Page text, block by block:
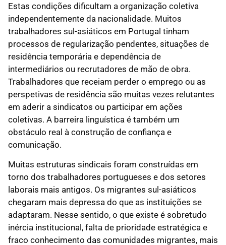
Estas condições dificultam a organização coletiva
independentemente da nacionalidade. Muitos
trabalhadores sul-asiáticos em Portugal tinham
processos de regularização pendentes, situações de
residência temporária e dependência de
intermediários ou recrutadores de mão de obra.
Trabalhadores que receiam perder o emprego ou as
perspetivas de residência são muitas vezes relutantes
em aderir a sindicatos ou participar em ações
coletivas. A barreira linguística é também um
obstáculo real à construção de confiança e
comunicação.
Muitas estruturas sindicais foram construídas em
torno dos trabalhadores portugueses e dos setores
laborais mais antigos. Os migrantes sul-asiáticos
chegaram mais depressa do que as instituições se
adaptaram. Nesse sentido, o que existe é sobretudo
inércia institucional, falta de prioridade estratégica e
fraco conhecimento das comunidades migrantes, mais